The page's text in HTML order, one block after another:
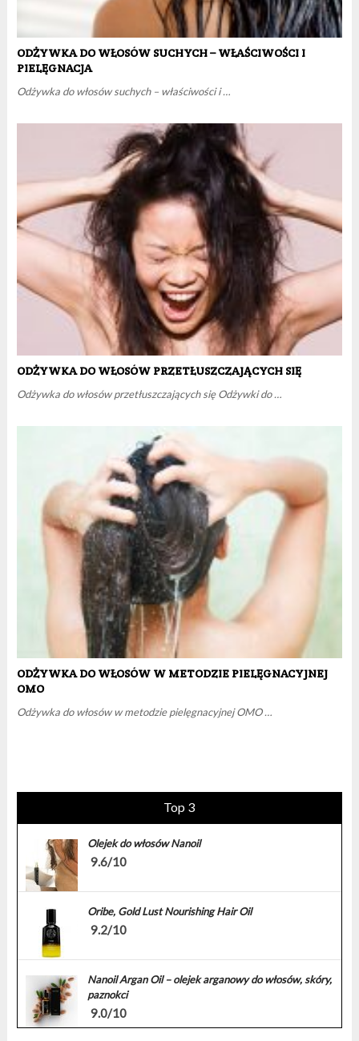
ODŻYWKA DO WŁOSÓW SUCHYCH – WŁAŚCIWOŚCI I
PIELĘGNACJA
Odżywka do włosów suchych – właściwości i …
ODŻYWKA DO WŁOSÓW PRZETŁUSZCZAJĄCYCH SIĘ
Odżywka do włosów przetłuszczających się Odżywki do …
ODŻYWKA DO WŁOSÓW W METODZIE PIELĘGNACYJNEJ
OMO
Odżywka do włosów w metodzie pielęgnacyjnej OMO …
Top 3
Olejek do włosów Nanoil
9.6/10
Oribe, Gold Lust Nourishing Hair Oil
9.2/10
Nanoil Argan Oil – olejek arganowy do włosów, skóry,
paznokci
9.0/10